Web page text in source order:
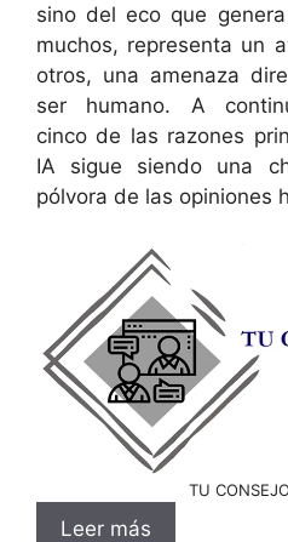
sino del eco que
muchos, representa un
otros, una amenaza
ser humano. A
cinco de las razones
IA sigue siendo una
pólvora de las opiniones
TU
Leer más